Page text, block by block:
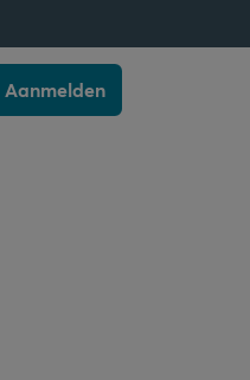
Aanmelden